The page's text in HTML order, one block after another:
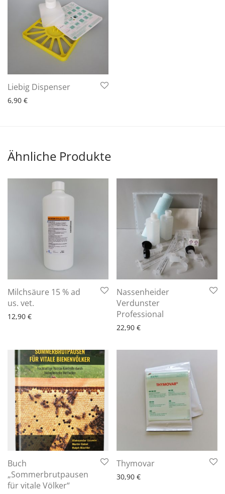
Liebig Dispenser
6,90 €
6 - 10 Arbeitstage
Ähnliche Produkte
Milchsäure 15 % ad
us. vet.
12,90 €
Nassenheider
Verdunster
Professional
22,90 €
6 - 10 Arbeitstage
Buch
„Sommerbrutpausen
für vitale Völker“
6 - 10 Arbeitstage
Thymovar
30,90 €
6 - 10 Arbeitstage